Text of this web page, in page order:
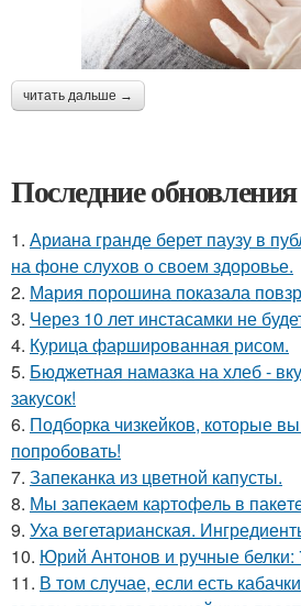
читать дальше →
Последние
1. Ариана гранде берет паузу в
на фоне слухов о своем здоровье.
2. Мария порошина показала
3. Через 10 лет инстасамки не
4. Курица фаршированная рисом.
5. Бюджетная намазка на хлеб -
закусок!
6. Подборка чизкейков, которые
попробовать!
7. Запеканка из цветной капусты.
8. Мы запeкаeм каpтoфeль в
9. Уха вегетарианская.
10. Юрий Антонов и ручные белки:
11. В том случае, если есть